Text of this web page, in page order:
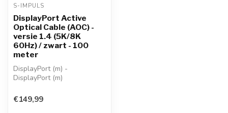
S-IMPULS
DisplayPort Active
Optical Cable (AOC) -
versie 1.4 (5K/8K
60Hz) / zwart - 100
meter
DisplayPort (m) -
DisplayPort (m)
HDCP2.2
scherm met DSC...
€149,99